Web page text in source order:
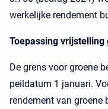
werkelijke rendement
Toepassing
De grens voor groene
peildatum 1 januari.
rendement van groene